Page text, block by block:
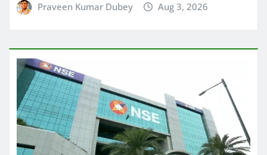
Praveen Kumar Dubey Aug 3, 2026